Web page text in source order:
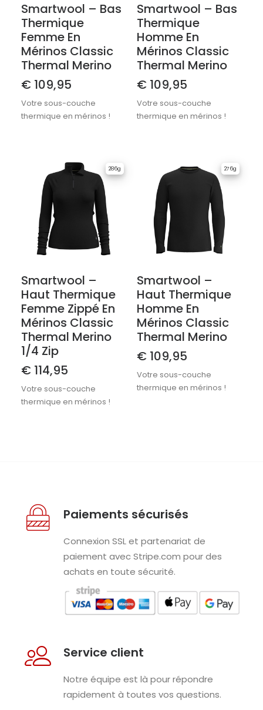
Smartwool – Bas
Thermique
Femme En
Mérinos Classic
Thermal Merino
€ 109,95
Votre sous-couche
thermique en mérinos !
Smartwool – Bas
Thermique
Homme En
Mérinos Classic
Thermal Merino
€ 109,95
Votre sous-couche
thermique en mérinos !
286g
Smartwool –
Haut Thermique
Femme Zippé En
Mérinos Classic
Thermal Merino
1/4 Zip
€ 114,95
Votre sous-couche
thermique en mérinos !
276g
Smartwool –
Haut Thermique
Homme En
Mérinos Classic
Thermal Merino
€ 109,95
Votre sous-couche
thermique en mérinos !
Paiements sécurisés
Connexion SSL et partenariat de
paiement avec Stripe.com pour des
achats en toute sécurité.
Service client
Notre équipe est là pour répondre
rapidement à toutes vos questions.